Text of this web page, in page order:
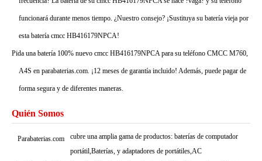
funcionará durante menos tiempo. ¿Nuestro consejo? ¡Sustituya su batería vieja por
esta batería cmcc HB416179NPCA!
Pida una batería 100% nuevo cmcc HB416179NPCA para su teléfono CMCC M760,
A4S en parabaterias.com. ¡12 meses de garantía incluido! Además, puede pagar de
forma segura y de diferentes maneras.
Quién Somos
Parabaterias.com
cubre una amplia gama de productos: baterías de computador
portátil,Baterías, y adaptadores de portátiles,AC